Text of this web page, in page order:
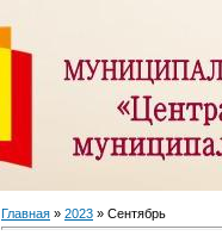
Главная » 2023 » Сентябрь